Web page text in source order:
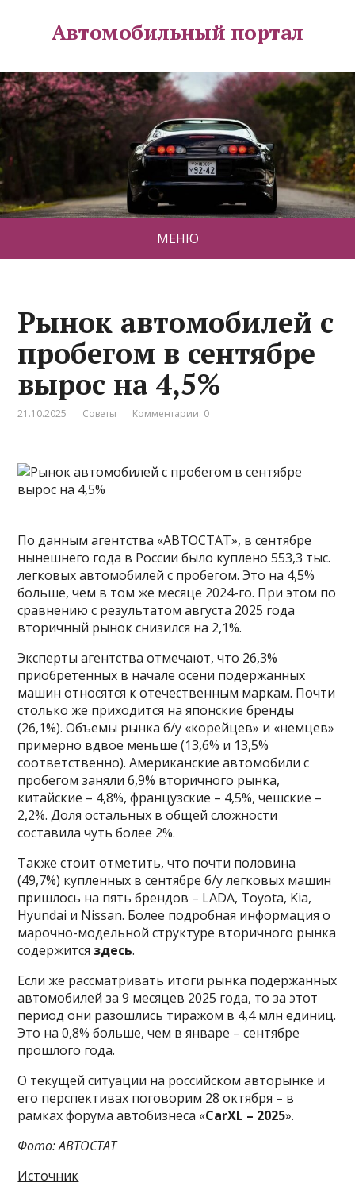
Автомобильный портал
МЕНЮ
Рынок автомобилей с
пробегом в сентябре
вырос на 4,5%
21.10.2025 Советы Комментарии: 0
По данным агентства «АВТОСТАТ», в сентябре
нынешнего года в России было куплено 553,3 тыс.
легковых автомобилей с пробегом. Это на 4,5%
больше, чем в том же месяце 2024-го. При этом по
сравнению с результатом августа 2025 года
вторичный рынок снизился на 2,1%.
Эксперты агентства отмечают, что 26,3%
приобретенных в начале осени подержанных
машин относятся к отечественным маркам. Почти
столько же приходится на японские бренды
(26,1%). Объемы рынка б/у «корейцев» и «немцев»
примерно вдвое меньше (13,6% и 13,5%
соответственно). Американские автомобили с
пробегом заняли 6,9% вторичного рынка,
китайские – 4,8%, французские – 4,5%, чешские –
2,2%. Доля остальных в общей сложности
составила чуть более 2%.
Также стоит отметить, что почти половина
(49,7%) купленных в сентябре б/у легковых машин
пришлось на пять брендов – LADA, Toyota, Kia,
Hyundai и Nissan. Более подробная информация о
марочно-модельной структуре вторичного рынка
содержитсяздесь.
Если же рассматривать итоги рынка подержанных
автомобилей за 9 месяцев 2025 года, то за этот
период они разошлись тиражом в 4,4 млн единиц.
Это на 0,8% больше, чем в январе – сентябре
прошлого года.
О текущей ситуации на российском авторынке и
его перспективах поговорим 28 октября – в
рамках форума автобизнеса «CarXL – 2025».
Фото: АВТОСТАТ
Источник